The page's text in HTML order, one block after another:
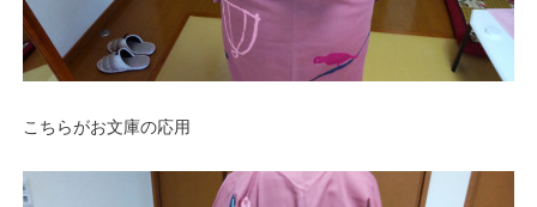
こちらがお文庫の応用